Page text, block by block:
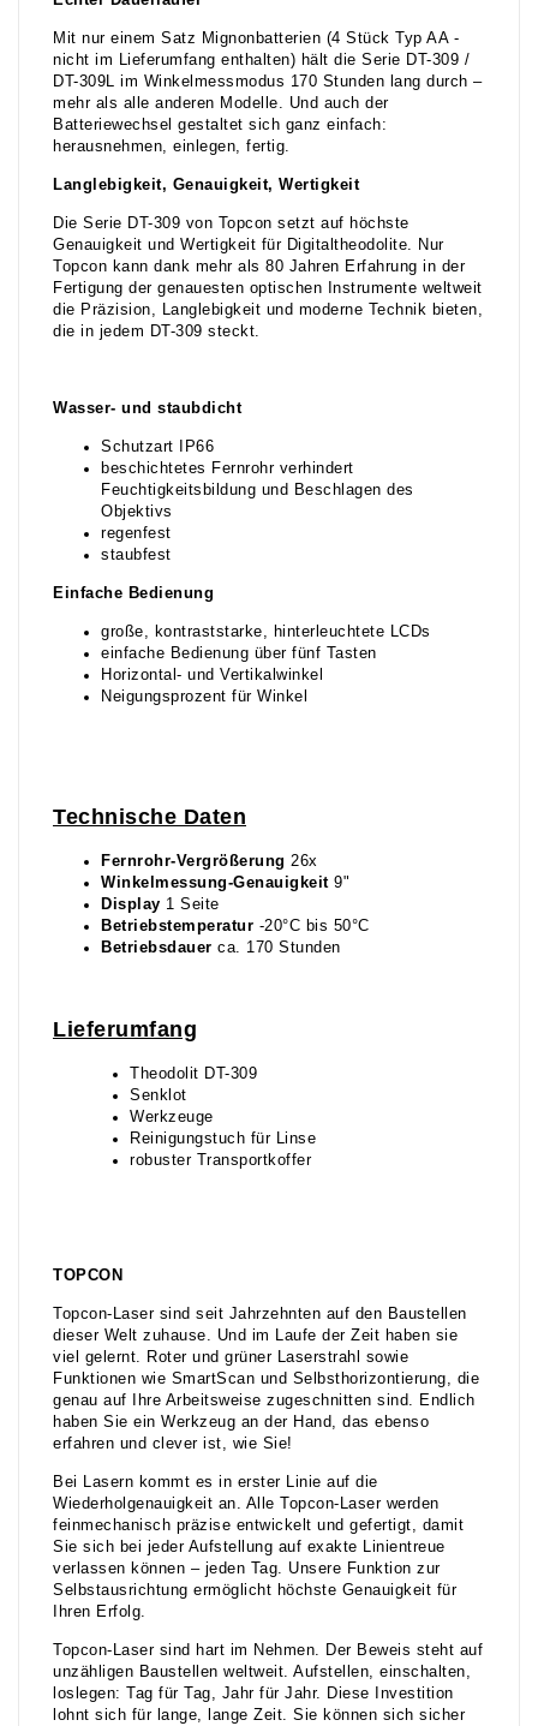
Mit nur einem Satz Mignonbatterien (4 Stück Typ AA -
nicht im Lieferumfang enthalten) hält die Serie DT-309 /
DT-309L im Winkelmessmodus 170 Stunden lang durch –
mehr als alle anderen Modelle. Und auch der
Batteriewechsel gestaltet sich ganz einfach:
herausnehmen, einlegen, fertig.
Langlebigkeit, Genauigkeit, Wertigkeit
Die Serie DT-309 von Topcon setzt auf höchste
Genauigkeit und Wertigkeit für Digitaltheodolite. Nur
Topcon kann dank mehr als 80 Jahren Erfahrung in der
Fertigung der genauesten optischen Instrumente weltweit
die Präzision, Langlebigkeit und moderne Technik bieten,
die in jedem DT-309 steckt.
Wasser- und staubdicht
Schutzart IP66
beschichtetes Fernrohr verhindert
Feuchtigkeitsbildung und Beschlagen des
Objektivs
regenfest
staubfest
Einfache Bedienung
große, kontraststarke, hinterleuchtete LCDs
einfache Bedienung über fünf Tasten
Horizontal- und Vertikalwinkel
Neigungsprozent für Winkel
Technische Daten
Fernrohr-Vergrößerung 26x
Winkelmessung-Genauigkeit 9"
Display 1 Seite
Betriebstemperatur -20°C bis 50°C
Betriebsdauer ca. 170 Stunden
Lieferumfang
Theodolit DT-309
Senklot
Werkzeuge
Reinigungstuch für Linse
robuster Transportkoffer
TOPCON
Topcon-Laser sind seit Jahrzehnten auf den Baustellen
dieser Welt zuhause. Und im Laufe der Zeit haben sie
viel gelernt. Roter und grüner Laserstrahl sowie
Funktionen wie SmartScan und Selbsthorizontierung, die
genau auf Ihre Arbeitsweise zugeschnitten sind. Endlich
haben Sie ein Werkzeug an der Hand, das ebenso
erfahren und clever ist, wie Sie!
Bei Lasern kommt es in erster Linie auf die
Wiederholgenauigkeit an. Alle Topcon-Laser werden
feinmechanisch präzise entwickelt und gefertigt, damit
Sie sich bei jeder Aufstellung auf exakte Linientreue
verlassen können – jeden Tag. Unsere Funktion zur
Selbstausrichtung ermöglicht höchste Genauigkeit für
Ihren Erfolg.
Topcon-Laser sind hart im Nehmen. Der Beweis steht auf
unzähligen Baustellen weltweit. Aufstellen, einschalten,
loslegen: Tag für Tag, Jahr für Jahr. Diese Investition
lohnt sich für lange, lange Zeit. Sie können sich sicher